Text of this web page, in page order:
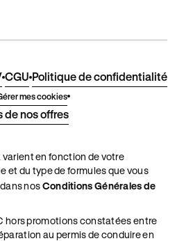
CGU Politique de confidentialité
mes cookies
de nos offres
varient en fonction de votre
et du type de formules que vous
nosConditions Générales de
hors promotions constatées entre
au permis de conduire en